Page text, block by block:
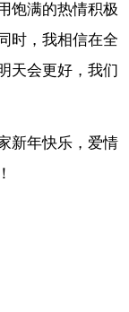
饱满的热情积极
时，我相信在全
天会更好，我们
新年快乐，爱情